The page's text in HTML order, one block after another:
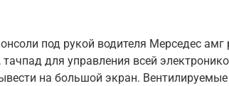
под рукой водителя Мерседес
для управления всей
на большой экран.